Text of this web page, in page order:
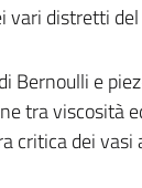
vari distretti
Bernoulli e
tra viscosità
critica dei vasi